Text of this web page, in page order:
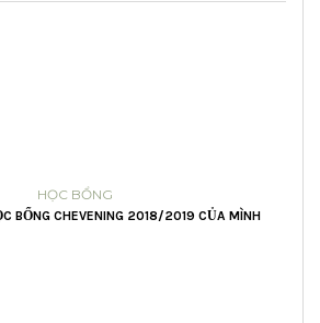
HỌC BỔNG
BỔNG CHEVENING 2018/2019 CỦA MÌNH